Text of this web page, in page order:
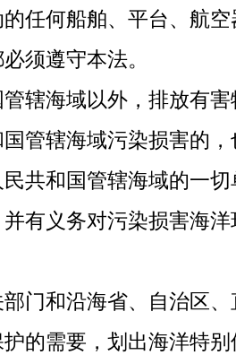
任何船舶、平台、航
须遵守本法。
辖海域以外，排放有
管辖海域污染损害的
共和国管辖海域的一
有义务对污染损害海
门和沿海省、自治区
的需要，划出海洋特